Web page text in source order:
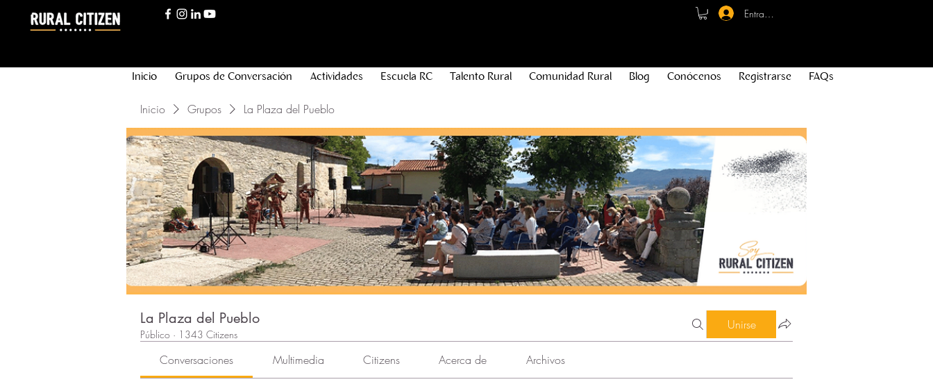
Entrar - Registro
Inicio Grupos de Conversación Actividades Escuela RC Talento Rural Comunidad Rural Blog Conócenos Registrarse FAQs
Inicio Grupos La Plaza del Pueblo
La Plaza del Pueblo
Público · 1343 Citizens
Unirse
Conversaciones Multimedia Citizens Acerca de Archivos